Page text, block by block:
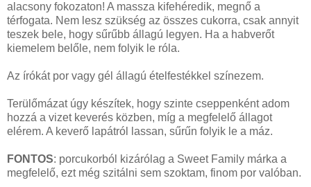
alacsony fokozaton! A massza kifehéredik, megnő a
térfogata. Nem lesz szükség az összes cukorra, csak annyit
teszek bele, hogy sűrűbb állagú legyen. Ha a habverőt
kiemelem belőle, nem folyik le róla.
Az írókát por vagy gél állagú ételfestékkel színezem.
Terülőmázat úgy készítek, hogy szinte cseppenként adom
hozzá a vizet keverés közben, míg a megfelelő állagot
elérem. A keverő lapátról lassan, sűrűn folyik le a máz.
FONTOS: porcukorból kizárólag a Sweet Family márka a
megfelelő, ezt még szitálni sem szoktam, finom por valóban.